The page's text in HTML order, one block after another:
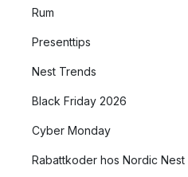
Rum
Presenttips
Nest Trends
Black Friday 2026
Cyber Monday
Rabattkoder hos Nordic Nest